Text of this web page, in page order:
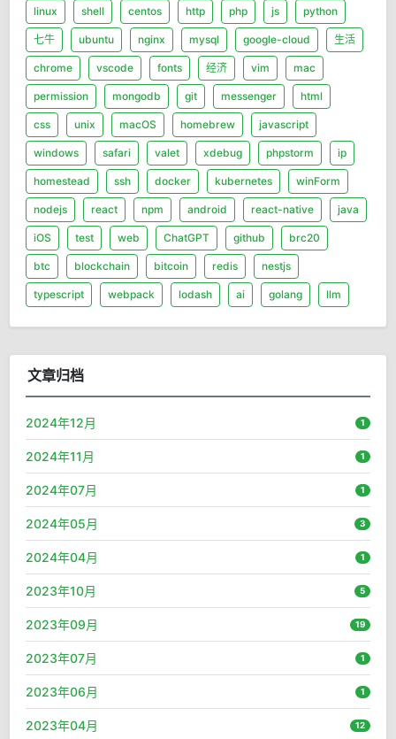
linux shell centos http php js python
七牛 ubuntu nginx mysql google-cloud 生活
chrome vscode fonts 经济 vim mac
permission mongodb git messenger html
css unix macOS homebrew javascript
windows safari valet xdebug phpstorm ip
homestead ssh docker kubernetes winForm
nodejs react npm android react-native java
iOS test web ChatGPT github brc20
btc blockchain bitcoin redis nestjs
typescript webpack lodash ai golang llm
文章归档
2024年12月 1
2024年11月 1
2024年07月 1
2024年05月 3
2024年04月 1
2023年10月 5
2023年09月 19
2023年07月 1
2023年06月 1
2023年04月 12